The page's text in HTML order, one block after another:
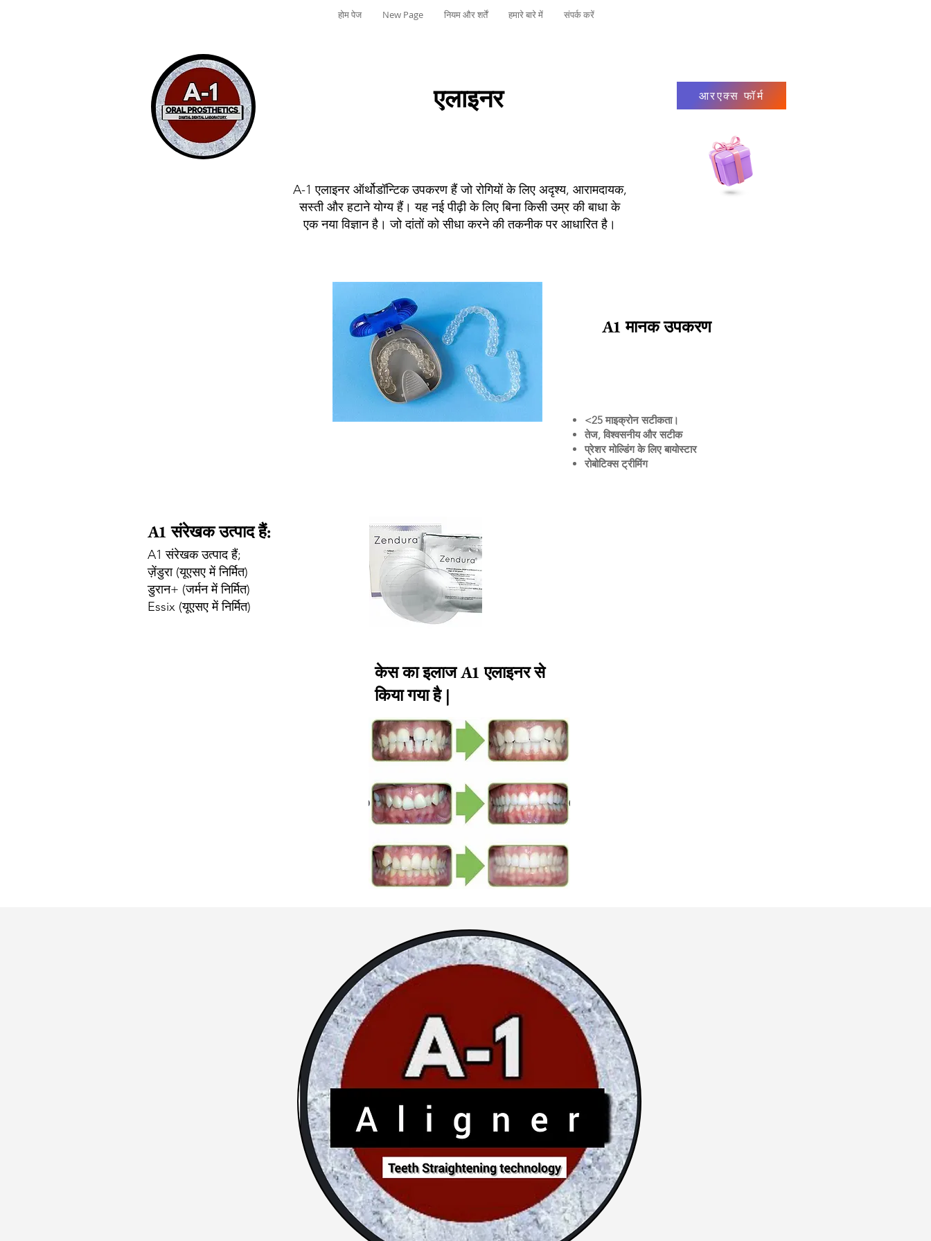
होम पेज New Page नियम और शर्तें हमारे बारे में संपर्क करें
एलाइनर
A-1 एलाइनर ऑर्थोडॉन्टिक उपकरण हैं जो रोगियों के लिए अदृश्य, आरामदायक,
सस्ती और हटाने योग्य हैं। यह नई पीढ़ी के लिए बिना किसी उम्र की बाधा के
एक नया विज्ञान है। जो दांतों को सीधा करने की तकनीक पर आधारित है।
आरएक्स फॉर्म
A1 मानक उपकरण
<25 माइक्रोन सटीकता।
तेज, विश्वसनीय और सटीक
प्रेशर मोल्डिंग के लिए बायोस्टार
रोबोटिक्स ट्रीमिंग
A1 संरेखक उत्पाद हैं:
A1 संरेखक उत्पाद हैं;
ज़ेंडुरा (यूएसए में निर्मित)
डुरान+ (जर्मन में निर्मित)
Essix (यूएसए में निर्मित)
केस का इलाज A1 एलाइनर से
किया गया है |